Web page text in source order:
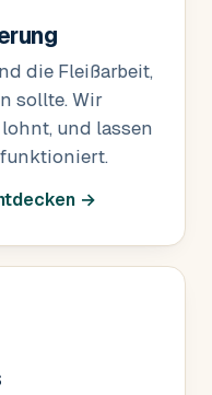
die Fleißarbeit,
sollte. Wir
und lassen
→